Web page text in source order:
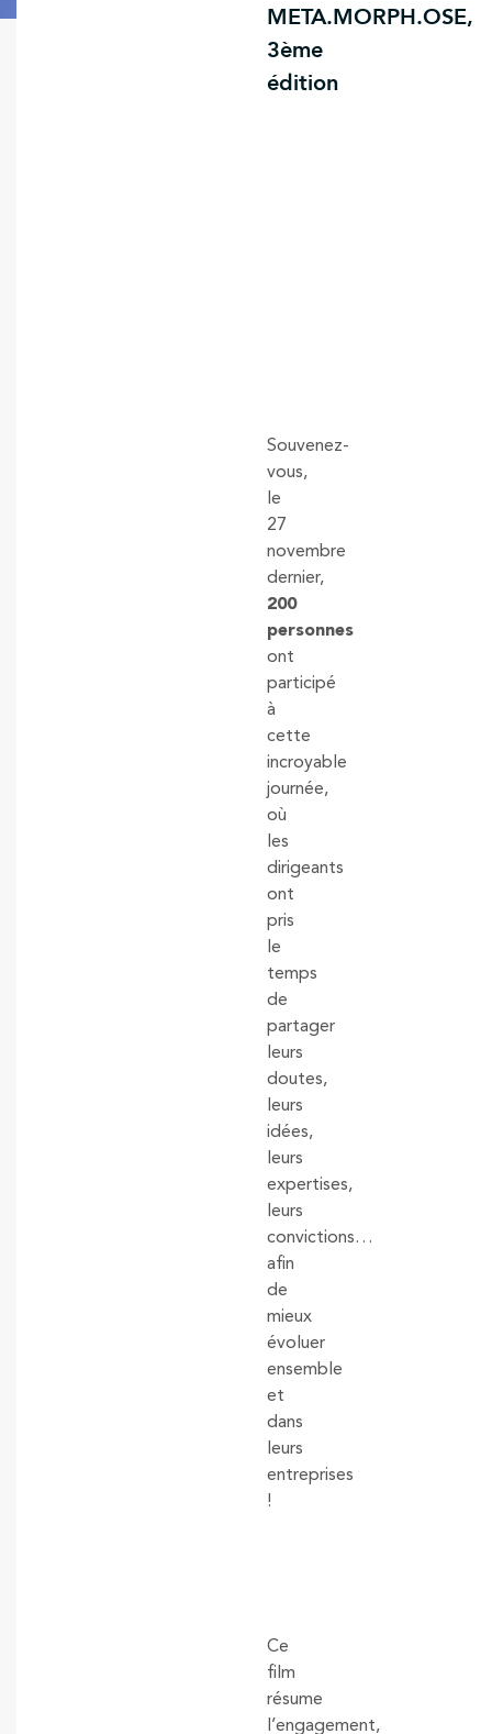
META.MORPH.OSE,
3ème
édition
Souvenez-
vous,
le
27
novembre
dernier,
200
personnes
ont
participé
à
cette
incroyable
journée,
où
les
dirigeants
ont
pris
le
temps
de
partager
leurs
doutes,
leurs
idées,
leurs
expertises,
leurs
convictions…
afin
de
mieux
évoluer
ensemble
et
dans
leurs
entreprises
!
Ce
film
résume
l’engagement,